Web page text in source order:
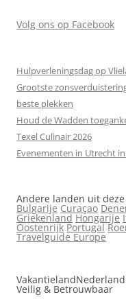
Volg ons op Facebook
Hulpverleningsdag op
Grootste
beste plekken
Houd de Wadden
Texel Culinair 2026
Evenementen in Utrecht
Andere landen uit
Bulgarije Curaçao
Griekenland Hongarije
Oostenrijk Portugal
Travelguide Europe
Veilig & Betrouwbaar